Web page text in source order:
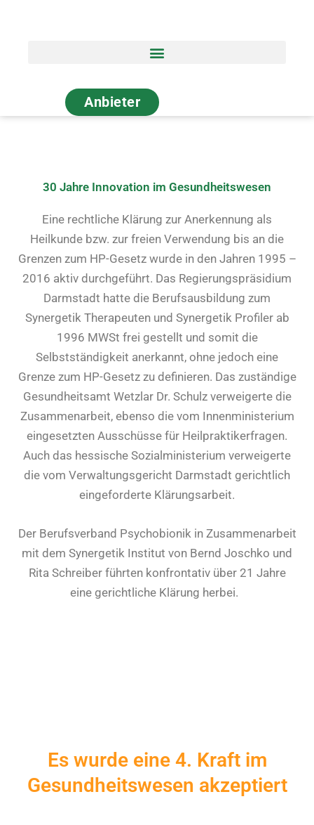
Anbieter
30 Jahre Innovation im Gesundheitswesen
Eine rechtliche Klärung zur Anerkennung als
Heilkunde bzw. zur freien Verwendung bis an die
Grenzen zum HP-Gesetz wurde in den Jahren 1995 –
2016 aktiv durchgeführt. Das Regierungspräsidium
Darmstadt hatte die Berufsausbildung zum
Synergetik Therapeuten und Synergetik Profiler ab
1996 MWSt frei gestellt und somit die
Selbstständigkeit anerkannt, ohne jedoch eine
Grenze zum HP-Gesetz zu definieren. Das zuständige
Gesundheitsamt Wetzlar Dr. Schulz verweigerte die
Zusammenarbeit, ebenso die vom Innenministerium
eingesetzten Ausschüsse für Heilpraktikerfragen.
Auch das hessische Sozialministerium verweigerte
die vom Verwaltungsgericht Darmstadt gerichtlich
eingeforderte Klärungsarbeit.
Der Berufsverband Psychobionik in Zusammenarbeit
mit dem Synergetik Institut von Bernd Joschko und
Rita Schreiber führten konfrontativ über 21 Jahre
eine gerichtliche Klärung herbei.
Es wurde eine 4. Kraft im
Gesundheitswesen akzeptiert